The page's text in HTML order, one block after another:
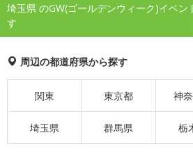
埼玉県 のGW(ゴールデンウィーク)イベン
す
周辺の都道府県から探す
関東 東京都 神
埼玉県 群馬県 栃